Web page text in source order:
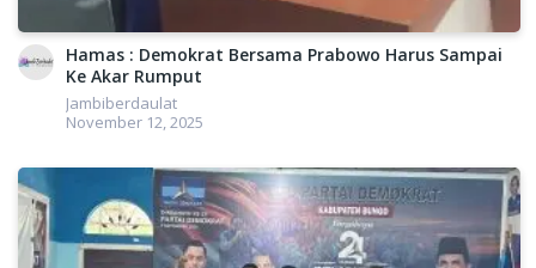
Hamas : Demokrat Bersama Prabowo Harus Sampai
Ke Akar Rumput
Jambiberdaulat
November 12, 2025